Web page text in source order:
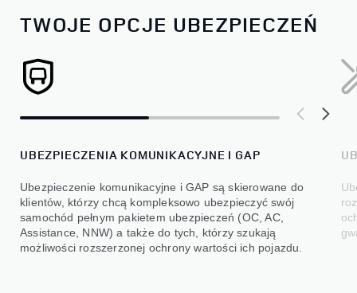
TWOJE OPCJE UBEZPIECZEŃ
UBEZPIECZENIA KOMUNIKACYJNE I GAP
Ubezpieczenie komunikacyjne i GAP są skierowane do
klientów, którzy chcą kompleksowo ubezpieczyć swój
samochód pełnym pakietem ubezpieczeń (OC, AC,
Assistance, NNW) a także do tych, którzy szukają
możliwości rozszerzonej ochrony wartości ich pojazdu.